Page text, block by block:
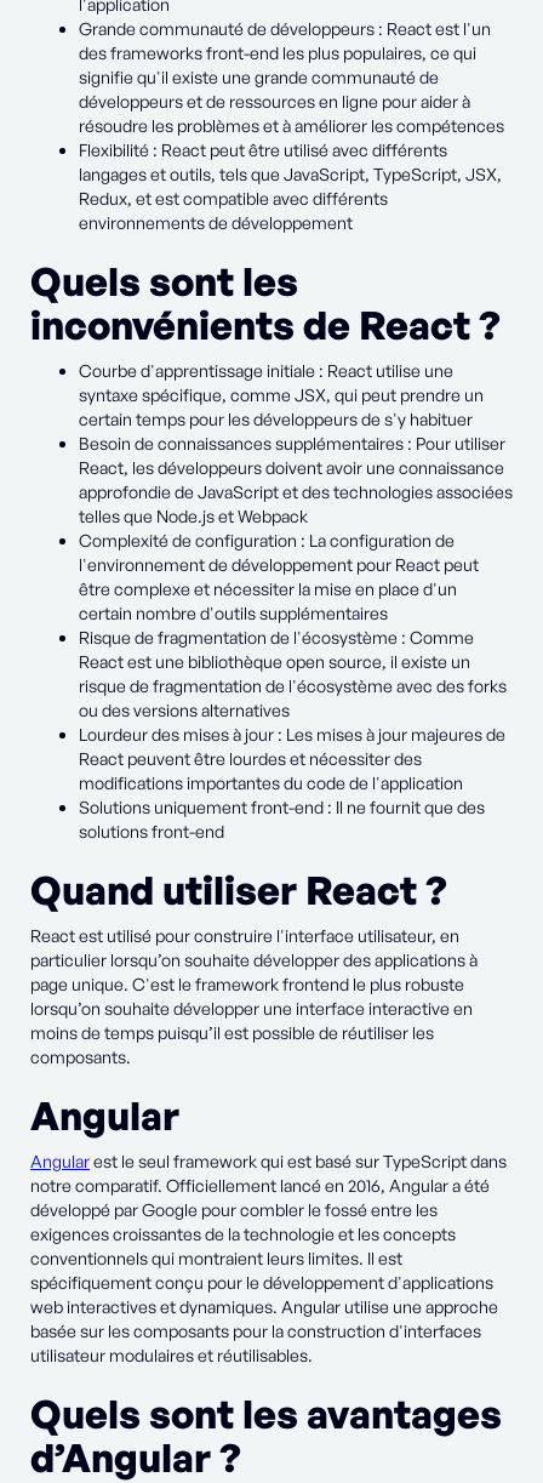
l'application
Grande communauté de développeurs : React est l'un
des frameworks front-end les plus populaires, ce qui
signifie qu'il existe une grande communauté de
développeurs et de ressources en ligne pour aider à
résoudre les problèmes et à améliorer les compétences
Flexibilité : React peut être utilisé avec différents
langages et outils, tels que JavaScript, TypeScript, JSX,
Redux, et est compatible avec différents
environnements de développement
Quels sont les
inconvénients de React ?
Courbe d'apprentissage initiale : React utilise une
syntaxe spécifique, comme JSX, qui peut prendre un
certain temps pour les développeurs de s'y habituer
Besoin de connaissances supplémentaires : Pour utiliser
React, les développeurs doivent avoir une connaissance
approfondie de JavaScript et des technologies associées
telles que Node.js et Webpack
Complexité de configuration : La configuration de
l'environnement de développement pour React peut
être complexe et nécessiter la mise en place d'un
certain nombre d'outils supplémentaires
Risque de fragmentation de l'écosystème : Comme
React est une bibliothèque open source, il existe un
risque de fragmentation de l'écosystème avec des forks
ou des versions alternatives
Lourdeur des mises à jour : Les mises à jour majeures de
React peuvent être lourdes et nécessiter des
modifications importantes du code de l'application
Solutions uniquement front-end : Il ne fournit que des
solutions front-end
Quand utiliser React ?
React est utilisé pour construire l'interface utilisateur, en
particulier lorsqu’on souhaite développer des applications à
page unique. C'est le framework frontend le plus robuste
lorsqu’on souhaite développer une interface interactive en
moins de temps puisqu’il est possible de réutiliser les
composants.
Angular
Angularest le seul framework qui est basé sur TypeScript dans
notre comparatif. Officiellement lancé en 2016, Angular a été
développé par Google pour combler le fossé entre les
exigences croissantes de la technologie et les concepts
conventionnels qui montraient leurs limites. Il est
spécifiquement conçu pour le développement d'applications
web interactives et dynamiques. Angular utilise une approche
basée sur les composants pour la construction d'interfaces
utilisateur modulaires et réutilisables.
Quels sont les avantages
d’Angular ?